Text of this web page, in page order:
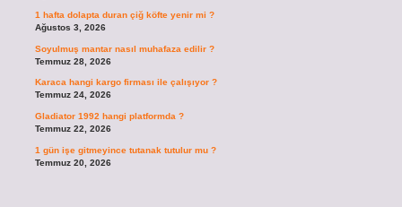
1 hafta dolapta duran çiğ köfte yenir mi ?
Ağustos 3, 2026
Soyulmuş mantar nasıl muhafaza edilir ?
Temmuz 28, 2026
Karaca hangi kargo firması ile çalışıyor ?
Temmuz 24, 2026
Gladiator 1992 hangi platformda ?
Temmuz 22, 2026
1 gün işe gitmeyince tutanak tutulur mu ?
Temmuz 20, 2026